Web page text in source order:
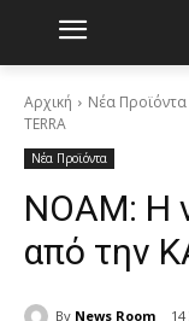
Αρχική Νέα Προϊόντα
TERRA
Νέα Προϊόντα
NOAM: Η
από την
By News Room